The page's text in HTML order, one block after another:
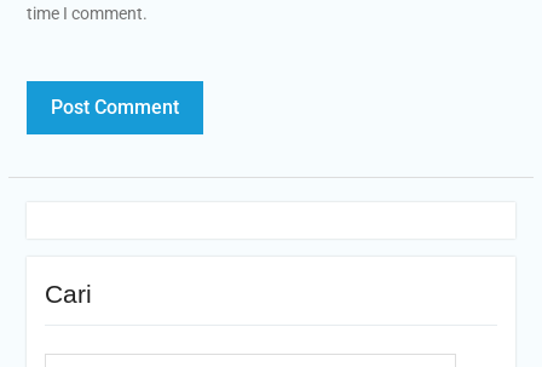
time I comment.
Cari
Search